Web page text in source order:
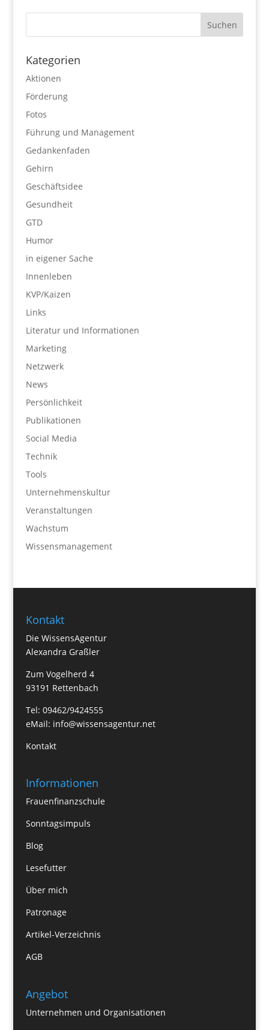
Kategorien
Aktionen
Förderung
Fotos
Führung und Management
Gedankenfaden
Gehirn
Geschäftsidee
Gesundheit
GTD
Humor
in eigener Sache
Innenleben
KVP/Kaizen
Links
Literatur und Informationen
Marketing
Netzwerk
News
Persönlichkeit
Publikationen
Social Media
Technik
Tools
Unternehmenskultur
Veranstaltungen
Wachstum
Wissensmanagement
Kontakt
Die WissensAgentur
Alexandra Graßler
Zum Vogelherd 4
93191 Rettenbach
Tel: 09462/9424555
eMail: info@wissensagentur.net
Kontakt
Informationen
Frauenfinanzschule
Sonntagsimpuls
Blog
Lesefutter
Über mich
Patronage
Artikel-Verzeichnis
AGB
Angebot
Unternehmen und Organisationen